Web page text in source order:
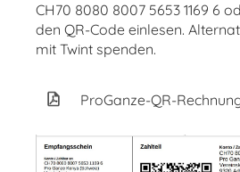
CH70 8080 8007 5653 1169 6
den QR-Code einlesen.
mit Twint spenden.
ProGanze-QR-